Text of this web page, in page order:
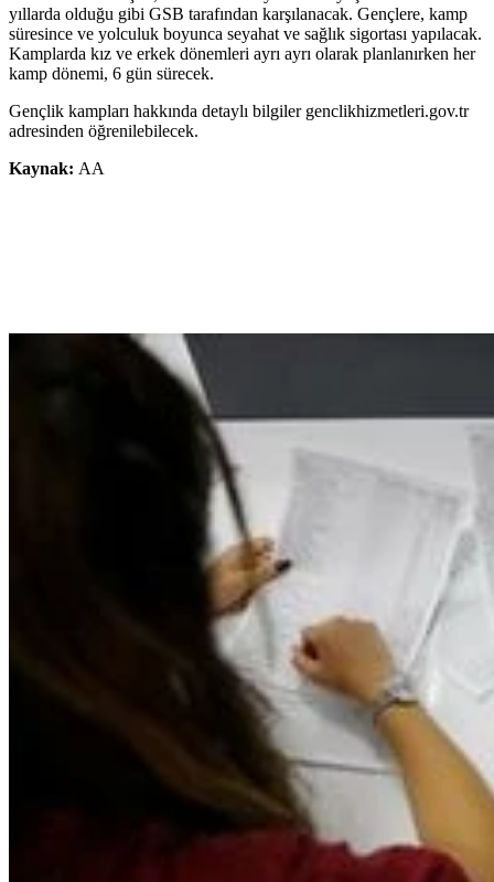
yıllarda olduğu gibi GSB tarafından karşılanacak. Gençlere, kamp
süresince ve yolculuk boyunca seyahat ve sağlık sigortası yapılacak.
Kamplarda kız ve erkek dönemleri ayrı ayrı olarak planlanırken her
kamp dönemi, 6 gün sürecek.
Gençlik kampları hakkında detaylı bilgiler genclikhizmetleri.gov.tr
adresinden öğrenilebilecek.
Kaynak: AA